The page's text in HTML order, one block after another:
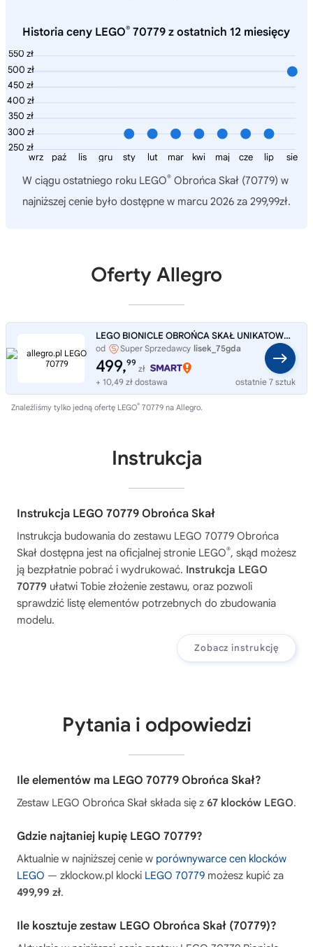
Historia ceny LEGO® 70779 z ostatnich 12 miesięcy
550 zł
500 zł
450 zł
400 zł
350 zł
300 zł
250 zł
sie
lip
cze
maj
kwi
mar
lut
sty
gru
lis
paź
wrz
W ciągu ostatniego roku LEGO® Obrońca Skał (70779) w
najniższej cenie było dostępne w marcu 2026 za 299,99zł.
Oferty Allegro
LEGO BIONICLE OBROŃCA SKAŁ UNIKATOWY 2015 rok NOWY ORYGINAŁ 70779
od Super Sprzedawcy lisek_75gda
499,99
zł
+ 10,49 zł dostawa
ostatnie 7 sztuk
Znaleźliśmy tylko jedną ofertę LEGO® 70779 na Allegro.
Instrukcja
Instrukcja LEGO 70779 Obrońca Skał
Instrukcja budowania do zestawu LEGO 70779 Obrońca
Skał dostępna jest na oficjalnej stronie LEGO®, skąd możesz
ją bezpłatnie pobrać i wydrukować. Instrukcja LEGO
70779 ułatwi Tobie złożenie zestawu, oraz pozwoli
sprawdzić listę elementów potrzebnych do zbudowania
modelu.
Zobacz instrukcję
Pytania i odpowiedzi
Ile elementów ma LEGO 70779 Obrońca Skał?
Zestaw LEGO Obrońca Skał składa się z 67 klocków LEGO.
Gdzie najtaniej kupię LEGO 70779?
Aktualnie w najniższej cenie w porównywarce cen klocków
LEGO — zklockow.pl klocki LEGO 70779 możesz kupić za
499,99 zł.
Ile kosztuje zestaw LEGO Obrońca Skał (70779)?